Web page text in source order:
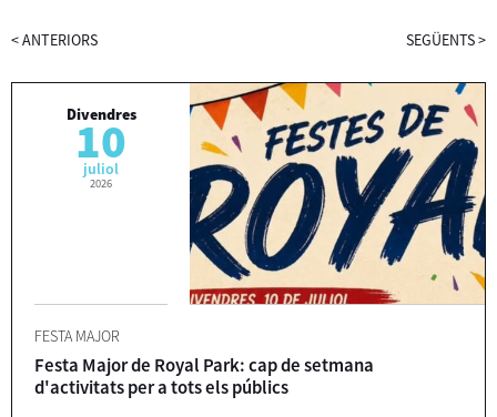
<ANTERIORS SEGÜENTS>
Divendres
10
juliol
2026
FESTA MAJOR
Festa Major de Royal Park: cap de setmana
d'activitats per a tots els públics